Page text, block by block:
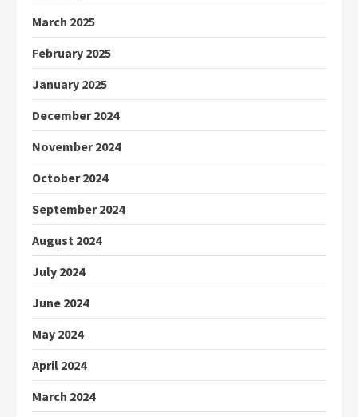
March 2025
February 2025
January 2025
December 2024
November 2024
October 2024
September 2024
August 2024
July 2024
June 2024
May 2024
April 2024
March 2024